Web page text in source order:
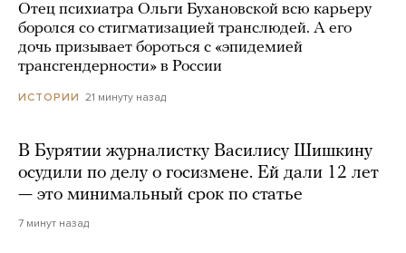
Отец психиатра Ольги Бухановской всю карьеру
боролся со стигматизацией транслюдей. А его
дочь призывает бороться с «эпидемией
трансгендерности» в России
ИСТОРИИ 21 минуту назад
В Бурятии журналистку Василису Шишкину
осудили по делу о госизмене. Ей дали 12 лет
— это минимальный срок по статье
7 минут назад